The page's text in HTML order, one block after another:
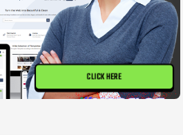
CLICK HERE